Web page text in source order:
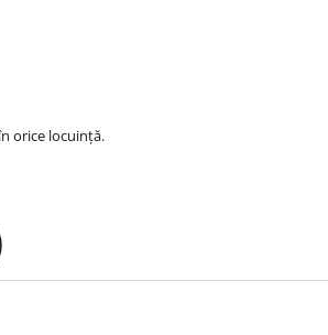
orice locuință.